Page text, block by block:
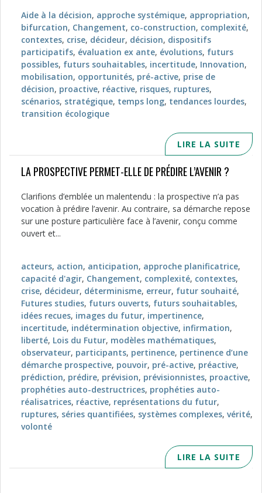
Aide à la décision, approche systémique, appropriation,
bifurcation, Changement, co-construction, complexité,
contextes, crise, décideur, décision, dispositifs
participatifs, évaluation ex ante, évolutions, futurs
possibles, futurs souhaitables, incertitude, Innovation,
mobilisation, opportunités, pré-active, prise de
décision, proactive, réactive, risques, ruptures,
scénarios, stratégique, temps long, tendances lourdes,
transition écologique
LIRE LA SUITE
LA PROSPECTIVE PERMET-ELLE DE PRÉDIRE L’AVENIR ?
Clarifions d’emblée un malentendu : la prospective n’a pas
vocation à prédire l’avenir. Au contraire, sa démarche repose
sur une posture particulière face à l’avenir, conçu comme
ouvert et...
acteurs, action, anticipation, approche planificatrice,
capacité d'agir, Changement, complexité, contextes,
crise, décideur, déterminisme, erreur, futur souhaité,
Futures studies, futurs ouverts, futurs souhaitables,
idées recues, images du futur, impertinence,
incertitude, indétermination objective, infirmation,
liberté, Lois du Futur, modèles mathématiques,
observateur, participants, pertinence, pertinence d’une
démarche prospective, pouvoir, pré-active, préactive,
prédiction, prédire, prévision, prévisionnistes, proactive,
prophéties auto-destructrices, prophéties auto-
réalisatrices, réactive, représentations du futur,
ruptures, séries quantifiées, systèmes complexes, vérité,
volonté
LIRE LA SUITE